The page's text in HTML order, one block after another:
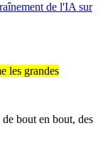
de l'IA sur
les grandes
bout en bout, des